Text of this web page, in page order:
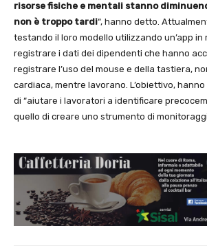
risorse fisiche e mentali stanno
non è troppo tardi“, hanno detto.
testando il loro modello utilizzando un’app in
registrare i dati dei dipendenti che hanno
registrare l’uso del mouse e della tastiera,
cardiaca, mentre lavorano. L’obiettivo,
di “aiutare i lavoratori a identificare
quello di creare uno strumento di